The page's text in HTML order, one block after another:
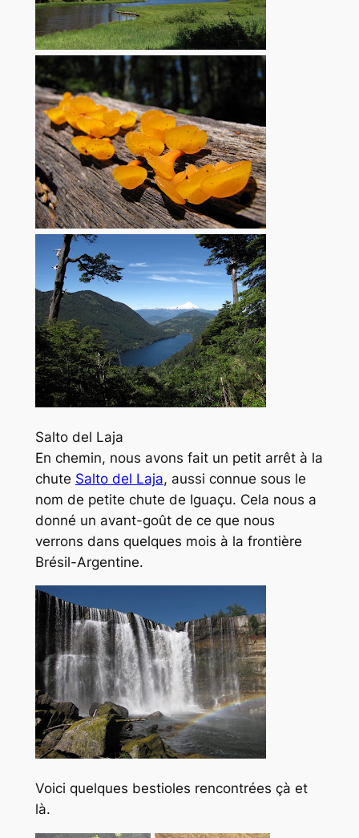
Salto del Laja
En chemin, nous avons fait un petit arrêt à la
chute Salto del Laja, aussi connue sous le
nom de petite chute de Iguaçu. Cela nous a
donné un avant-goût de ce que nous
verrons dans quelques mois à la frontière
Brésil-Argentine.
Voici quelques bestioles rencontrées çà et
là.